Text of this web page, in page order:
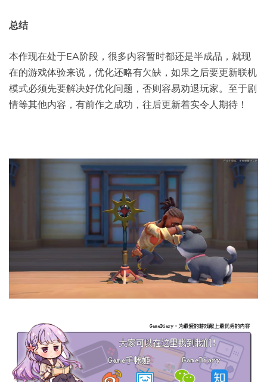
总结
本作现在处于EA阶段，很多内容暂时都还是半成品，就现
在的游戏体验来说，优化还略有欠缺，如果之后要更新联机
模式必须先要解决好优化问题，否则容易劝退玩家。至于剧
情等其他内容，有前作之成功，往后更新着实令人期待！